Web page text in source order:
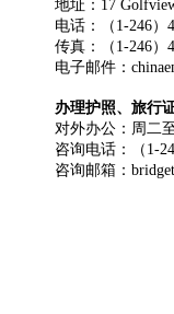
地址：17
电话：（1-246）
传真：（1-246）
电子邮件：
办理护照、旅行
对外办公：周二
咨询电话：（1-
咨询邮箱：